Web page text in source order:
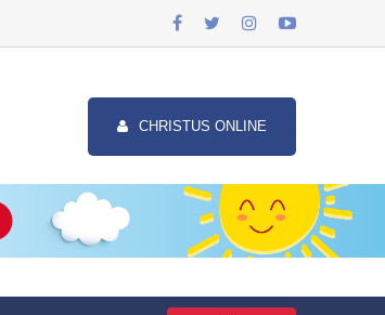
CHRISTUS ONLINE